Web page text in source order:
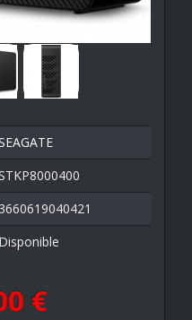
3660619040421
Disponible
€